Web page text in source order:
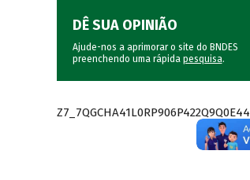
DÊ SUA OPINIÃO
Ajude-nos a aprimorar o site do BNDES
preenchendo uma rápida pesquisa.
Z7_7QGCHA41L0RP906P422Q9Q0E44